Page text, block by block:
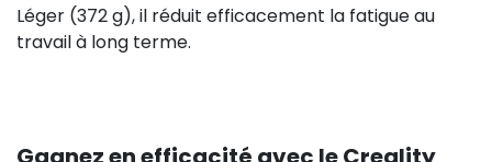
Léger (372 g), il réduit efficacement la fatigue au
travail à long terme.